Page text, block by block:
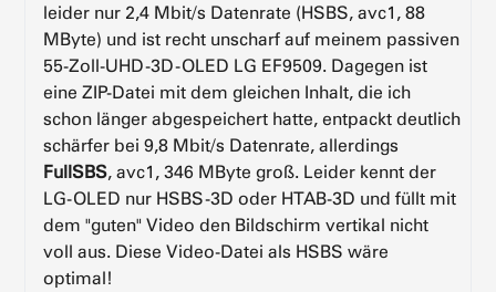
leider nur 2,4 Mbit/s Datenrate (HSBS, avc1, 88
MByte) und ist recht unscharf auf meinem passiven
55-Zoll-UHD-3D-OLED LG EF9509. Dagegen ist
eine ZIP-Datei mit dem gleichen Inhalt, die ich
schon länger abgespeichert hatte, entpackt deutlich
schärfer bei 9,8 Mbit/s Datenrate, allerdings
FullSBS, avc1, 346 MByte groß. Leider kennt der
LG-OLED nur HSBS-3D oder HTAB-3D und füllt mit
dem "guten" Video den Bildschirm vertikal nicht
voll aus. Diese Video-Datei als HSBS wäre
optimal!